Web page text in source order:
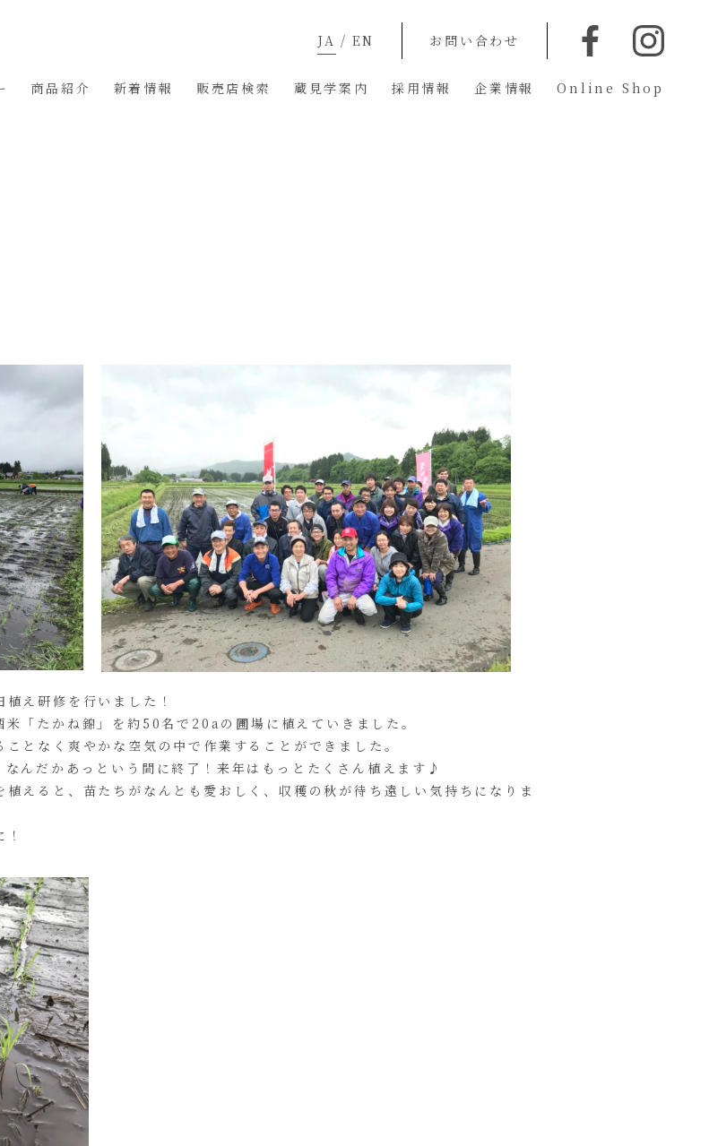
JA / EN お問い合わせ
商品紹介 新着情報 販売店検索 蔵見学案内 採用情報 企業情報 Online Shop
え研修を行いました！
「たかね錦」を約50名で20aの圃場に植えていきました。
となく爽やかな空気の中で作業することができました。
んだかあっという間に終了！来年はもっとたくさん植えます♪
えると、苗たちがなんとも愛おしく、収穫の秋が待ち遠しい気持ちになりま